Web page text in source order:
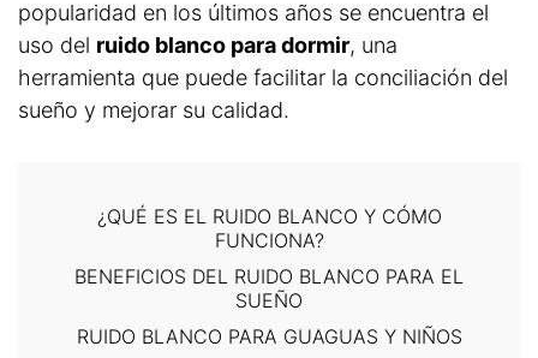
popularidad en los últimos años se encuentra el
uso del ruido blanco para dormir, una
herramienta que puede facilitar la conciliación del
sueño y mejorar su calidad.
¿QUÉ ES EL RUIDO BLANCO Y CÓMO
FUNCIONA?
BENEFICIOS DEL RUIDO BLANCO PARA EL
SUEÑO
RUIDO BLANCO PARA GUAGUAS Y NIÑOS